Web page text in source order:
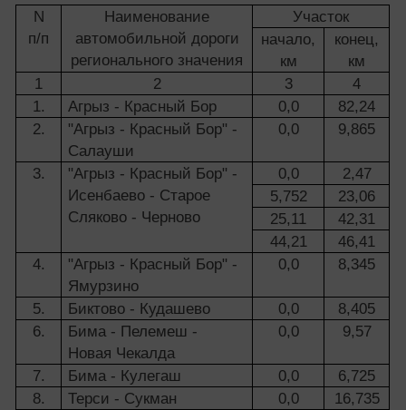
N
п/п
Наименование
автомобильной дороги
регионального значения
Участок
начало,
км
конец,
км
1
2 3
4
1.
Агрыз - Красный Бор 0,0
82,24
2.
"Агрыз - Красный Бор" -
Салауши
0,0 9,865
3.
"Агрыз - Красный Бор" -
Исенбаево - Старое
Сляково - Черново
0,0
2,47
5,752
23,06
25,11
42,31
44,21
46,41
4.
"Агрыз - Красный Бор" -
Ямурзино
0,0 8,345
5. Биктово - Кудашево 0,0
8,405
6.
Бима - Пелемеш -
Новая Чекалда
0,0 9,57
7. Бима - Кулегаш 0,0
6,725
8.
Терси - Сукман 0,0
16,735